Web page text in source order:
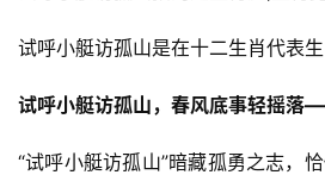
试呼小艇访孤山是在十二生肖代表
试呼小艇访孤山，春风底事轻摇落
“试呼小艇访孤山”暗藏孤勇之志，